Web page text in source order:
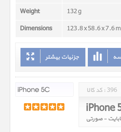
Weight
132 g
Dimensions
123.8 x 58.6 x 7.6
جزئیات بیشتر
کد کالا : 396
iPhone